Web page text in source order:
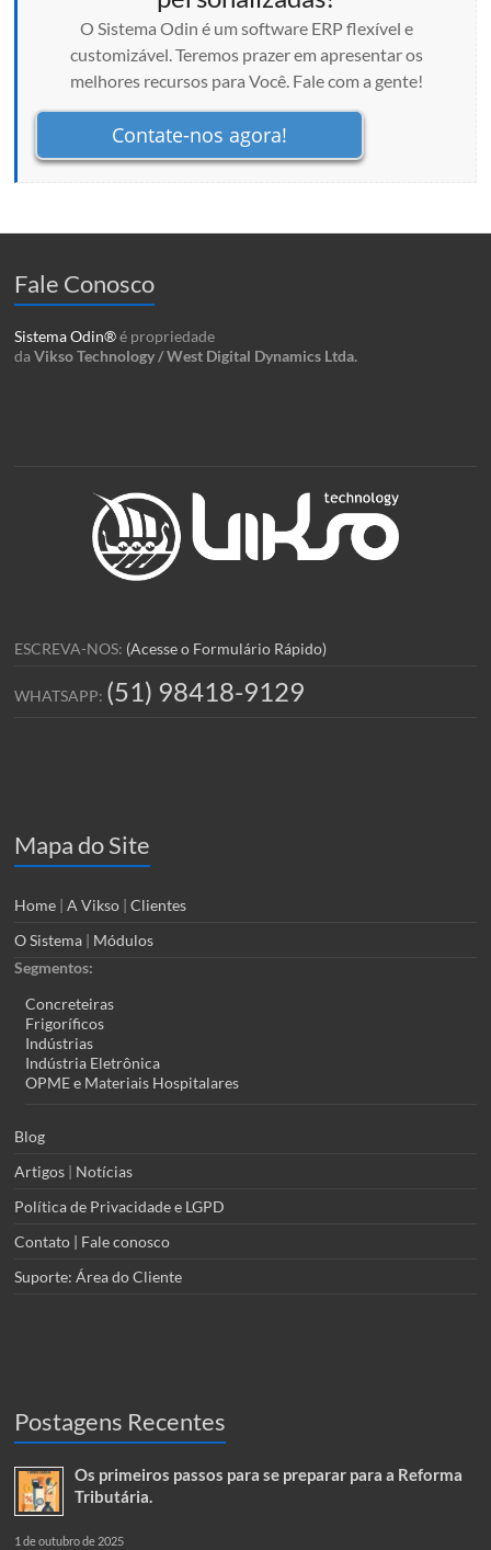
O Sistema Odin é um software ERP flexível e
customizável. Teremos prazer em apresentar os
melhores recursos para Você. Fale com a gente!
Contate-nos agora!
Fale Conosco
Sistema Odin®é propriedade
daVikso Technology / West Digital Dynamics Ltda.
ESCREVA-NOS: (Acesse o Formulário Rápido)
WHATSAPP: (51) 98418-9129
Mapa do Site
Home |A Vikso |Clientes
O Sistema | Módulos
Segmentos:
Concreteiras
Frigoríficos
Indústrias
Indústria Eletrônica
OPME e Materiais Hospitalares
Blog
Artigos | Notícias
Política de Privacidade e LGPD
Contato | Fale conosco
Suporte: Área do Cliente
Postagens Recentes
Os primeiros passos para se preparar para a Reforma
Tributária.
1 de outubro de 2025